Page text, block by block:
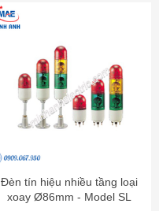
Đèn tín hiệu nhiều tầng loại
xoay Ø86mm - Model SL